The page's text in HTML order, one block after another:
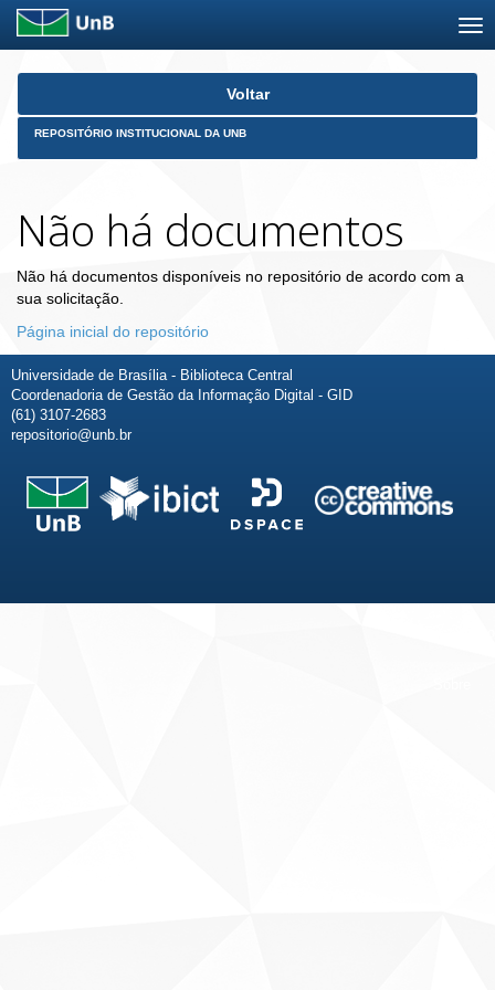
Skip
Voltar
REPOSITÓRIO INSTITUCIONAL DA UNB
Não há documentos
Não há documentos disponíveis no repositório de acordo com a
sua solicitação.
Página inicial do repositório
Universidade de Brasília - Biblioteca Central
Coordenadoria de Gestão da Informação Digital - GID
(61) 3107-2683
repositorio@unb.br